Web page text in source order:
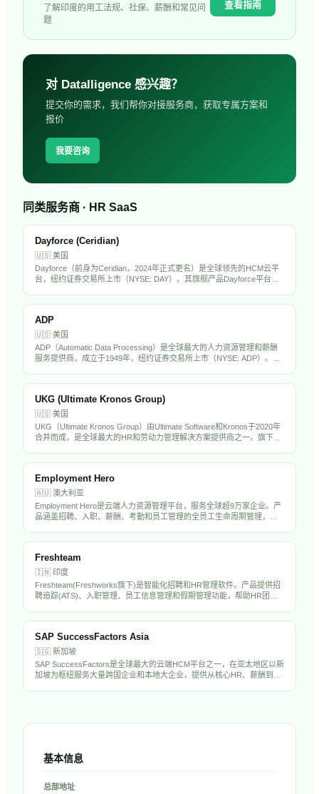
了解印度的用工法规、社保、薪酬和常见问
题
查看指南
对 Datalligence 感兴趣？
提交你的需求，我们帮你对接服务商，获取专属方案和
报价
我要咨询
同类服务商 · HR SaaS
Dayforce (Ceridian)
🇺🇸 美国
Dayforce（前身为Ceridian，2024年正式更名）是全球领先的HCM云平
台，纽约证券交易所上市（NYSE: DAY）。其旗舰产品Dayforce平台整
ADP
🇺🇸 美国
ADP（Automatic Data Processing）是全球最大的人力资源管理和薪酬
服务提供商，成立于1949年，纽约证券交易所上市（NYSE: ADP）。公
UKG (Ultimate Kronos Group)
🇺🇸 美国
UKG（Ultimate Kronos Group）由Ultimate Software和Kronos于2020年
合并而成，是全球最大的HR和劳动力管理解决方案提供商之一。旗下产
Employment Hero
🇦🇺 澳大利亚
Employment Hero是云端人力资源管理平台，服务全球超9万家企业。产
品涵盖招聘、入职、薪酬、考勤和员工管理的全员工生命周期管理，帮
Freshteam
🇮🇳 印度
Freshteam(Freshworks旗下)是智能化招聘和HR管理软件。产品提供招
聘追踪(ATS)、入职管理、员工信息管理和假期管理功能，帮助HR团队
SAP SuccessFactors Asia
🇸🇬 新加坡
SAP SuccessFactors是全球最大的云端HCM平台之一，在亚太地区以新
加坡为枢纽服务大量跨国企业和本地大企业，提供从核心HR、薪酬到人
基本信息
总部地址